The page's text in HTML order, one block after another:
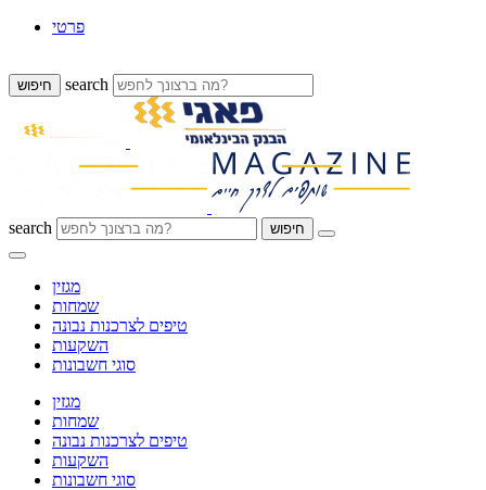
פרטי
search
search
מגזין
שמחות
טיפים לצרכנות נבונה
השקעות
סוגי חשבונות
מגזין
שמחות
טיפים לצרכנות נבונה
השקעות
סוגי חשבונות